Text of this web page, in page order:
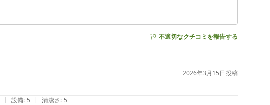
不適切なクチコミを報告する
2026年3月15日投稿
| 設備: 5 | 清潔さ: 5